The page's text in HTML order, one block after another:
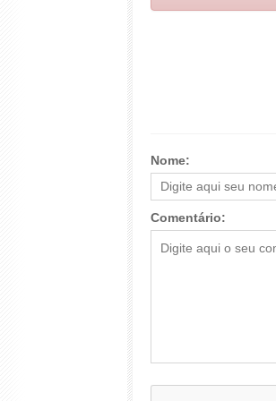
Nome:
Comentário: